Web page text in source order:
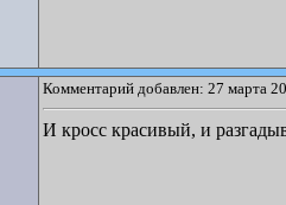
Комментарий добавлен: 27 марта
И кросс красивый, и